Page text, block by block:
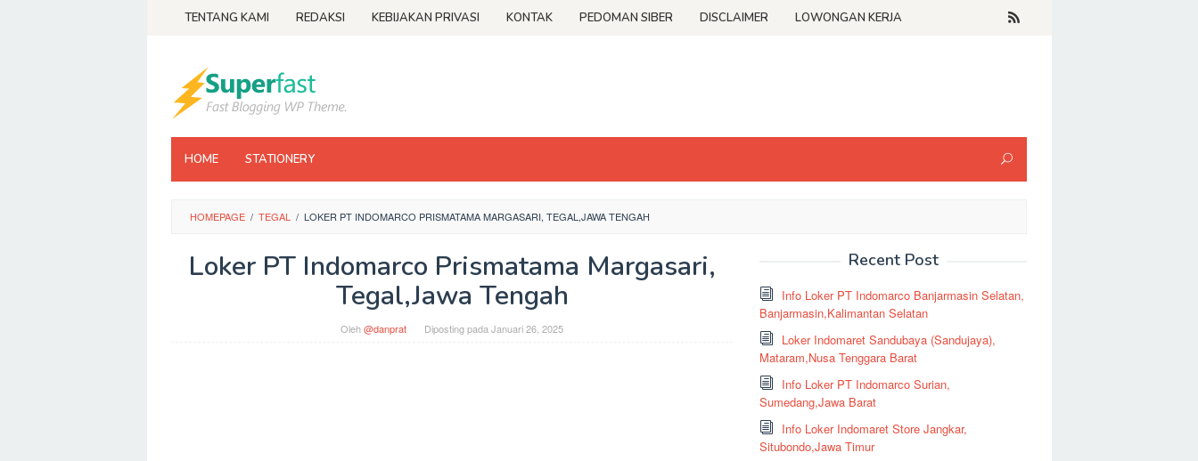
TENTANG KAMI REDAKSI KEBIJAKAN PRIVASI KONTAK PEDOMAN SIBER DISCLAIMER LOWONGAN KERJA
HOME STATIONERY
HOMEPAGE / TEGAL / LOKER PT INDOMARCO PRISMATAMA MARGASARI, TEGAL,JAWA TENGAH
Loker PT Indomarco Prismatama Margasari,
Tegal,Jawa Tengah
Oleh@danprat Diposting pada Januari 26, 2025
Recent Post
Info Loker PT Indomarco Banjarmasin Selatan,
Banjarmasin,Kalimantan Selatan
Loker Indomaret Sandubaya (Sandujaya),
Mataram,Nusa Tenggara Barat
Info Loker PT Indomarco Surian,
Sumedang,Jawa Barat
Info Loker Indomaret Store Jangkar,
Situbondo,Jawa Timur